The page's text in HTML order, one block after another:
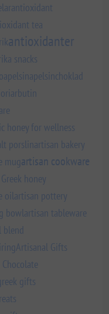
antioxidant
tea
antioxidanter
snacks
apelsinapelsinchoklad
arbutin
honey for wellness
porslinartisan bakery
mugartisan cookware
honey
oilartisan pottery
bowlartisan tableware
blend
Artisanal Gifts
gifts